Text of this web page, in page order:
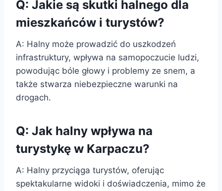
Q: Jakie są skutki halnego dla
mieszkańców i turystów?
A: Halny może prowadzić do uszkodzeń
infrastruktury, wpływa na samopoczucie ludzi,
powodując bóle głowy i problemy ze snem, a
także stwarza niebezpieczne warunki na
drogach.
Q: Jak halny wpływa na
turystykę w Karpaczu?
A: Halny przyciąga turystów, oferując
spektakularne widoki i doświadczenia, mimo że